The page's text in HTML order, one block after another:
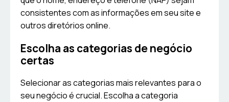
consistentes com as informações em seu site e
outros diretórios online.
Escolha as categorias de negócio
certas
Selecionar as categorias mais relevantes para o
seu negócio é crucial. Escolha a categoria